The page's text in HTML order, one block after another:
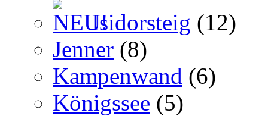
Isidorsteig (12)
Jenner (8)
Kampenwand (6)
Königssee (5)